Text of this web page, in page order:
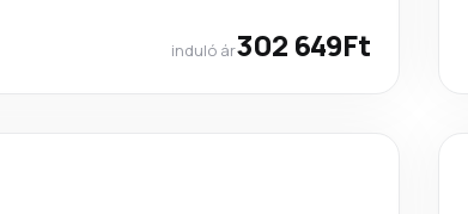
induló ár302 649Ft